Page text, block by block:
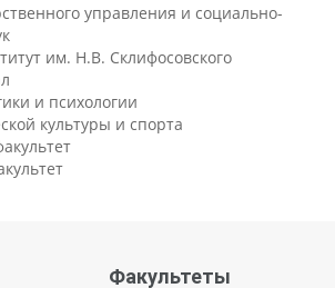
управления и социально-
им. Н.В. Склифосовского
и психологии
культуры и спорта
Факультеты